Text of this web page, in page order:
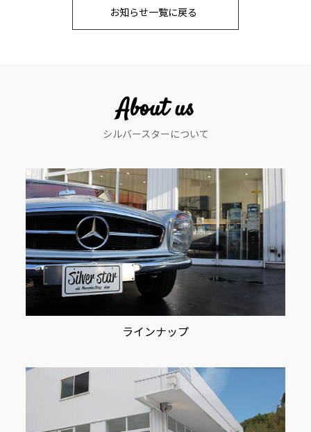
ン
お知らせ一覧に戻る
About us
シルバースターについて
ラインナップ